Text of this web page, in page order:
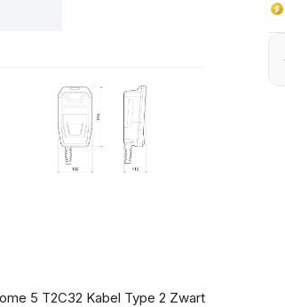
5 T2C32 Kabel Type 2 Zwart